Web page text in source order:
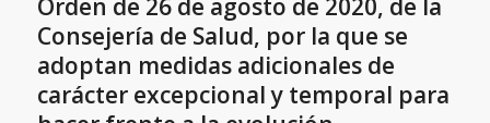
Orden de 26 de agosto de 2020, de la
Consejería de Salud, por la que se
adoptan medidas adicionales de
carácter excepcional y temporal para